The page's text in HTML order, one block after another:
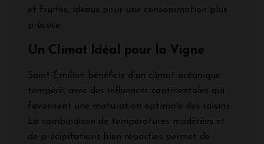
et fruités, idéaux pour une consommation plus
précoce.
Un Climat Idéal pour la Vigne
Saint-Émilion bénéficie d’un climat océanique
tempéré, avec des influences continentales qui
favorisent une maturation optimale des raisins.
La combinaison de températures modérées et
de précipitations bien réparties permet de